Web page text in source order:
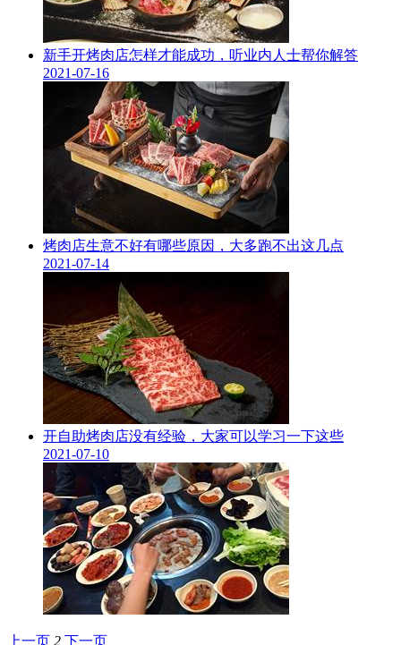
新手开烤肉店怎样才能成功，听业内人士帮你解答
2021-07-16
烤肉店生意不好有哪些原因，大多跑不出这几点
2021-07-14
开自助烤肉店没有经验，大家可以学习一下这些
2021-07-10
上一页 2 下一页